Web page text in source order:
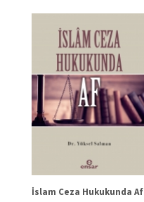
İslam Ceza Hukukunda Af